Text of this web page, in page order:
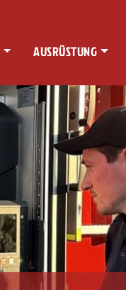
AUSRÜSTUNG